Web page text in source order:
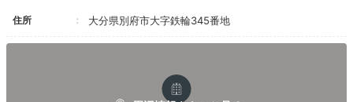
布団です。
住所 大分県別府市大字鉄輪345番地